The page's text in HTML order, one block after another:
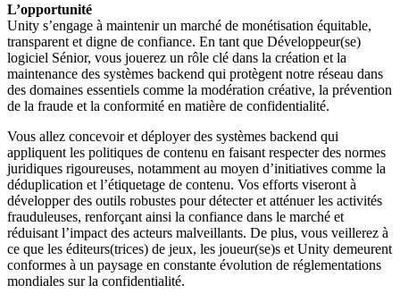
L’opportunité
Unity s’engage à maintenir un marché de monétisation équitable,
transparent et digne de confiance. En tant que Développeur(se)
logiciel Sénior, vous jouerez un rôle clé dans la création et la
maintenance des systèmes backend qui protègent notre réseau dans
des domaines essentiels comme la modération créative, la prévention
de la fraude et la conformité en matière de confidentialité.
Vous allez concevoir et déployer des systèmes backend qui
appliquent les politiques de contenu en faisant respecter des normes
juridiques rigoureuses, notamment au moyen d’initiatives comme la
déduplication et l’étiquetage de contenu. Vos efforts viseront à
développer des outils robustes pour détecter et atténuer les activités
frauduleuses, renforçant ainsi la confiance dans le marché et
réduisant l’impact des acteurs malveillants. De plus, vous veillerez à
ce que les éditeurs(trices) de jeux, les joueur(se)s et Unity demeurent
conformes à un paysage en constante évolution de réglementations
mondiales sur la confidentialité.